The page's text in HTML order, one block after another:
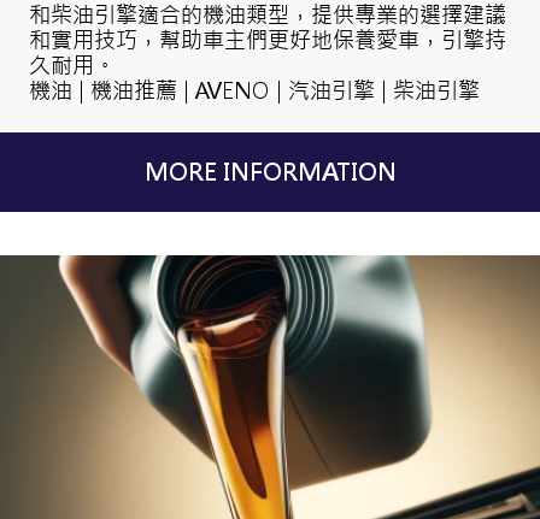
和柴油引擎適合的機油類型，提供專業的選擇建議
和實用技巧，幫助車主們更好地保養愛車，引擎持
久耐用。
機油 | 機油推薦 | AVENO | 汽油引擎 | 柴油引擎
MORE INFORMATION